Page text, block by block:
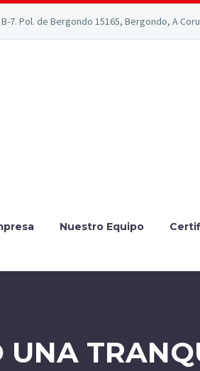
7. Pol. de Bergondo 15165, Bergondo, A
Nuestro Equipo
UNA